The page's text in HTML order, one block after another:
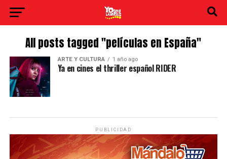
All posts tagged "películas en España"
ARTE Y CULTURA 1 año ago
Ya en cines el thriller español RIDER
PUBLICIDAD